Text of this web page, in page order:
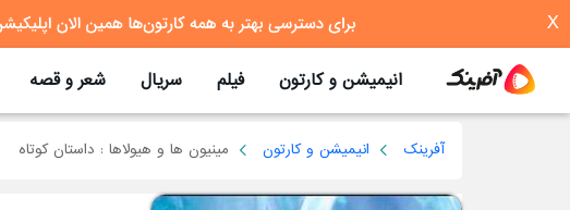
X
انیمیشن و کارتون فیلم سریال شعر و قصه
آفرینک انیمیشن و کارتون مینیون ها و هیولاها : داستان کوتاه